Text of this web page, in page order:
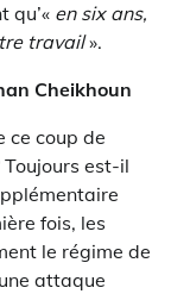
qu’« en six ans,
travail».
Cheikhoun
ce coup de
est-il
fois, les
le régime de
attaque